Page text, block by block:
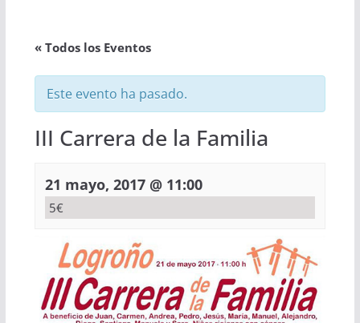
« Todos los Eventos
Este evento ha pasado.
III Carrera de la Familia
21 mayo, 2017 @ 11:00
5€